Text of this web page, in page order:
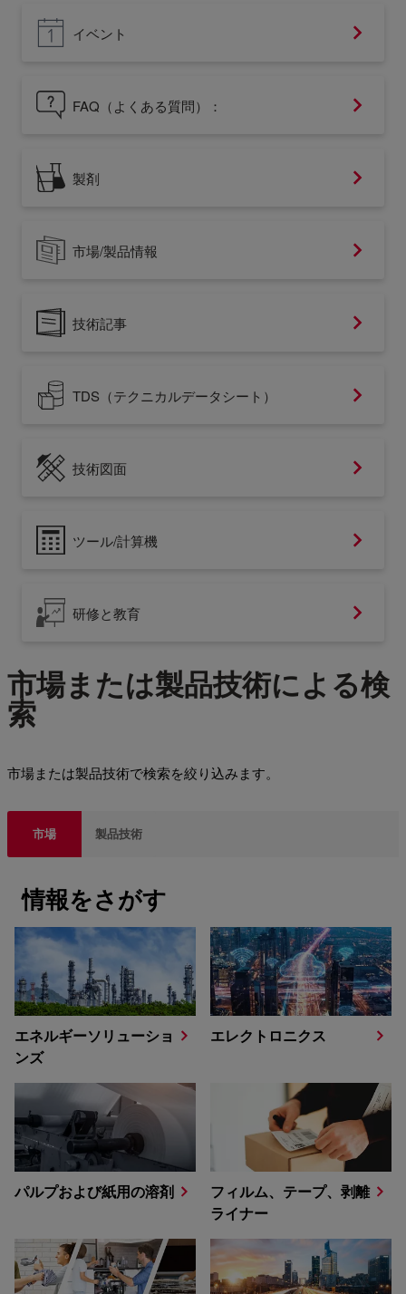
イベント
FAQ（よくある質問）：
製剤
市場/製品情報
技術記事
TDS（テクニカルデータシート）
技術図面
ツール/計算機
研修と教育
市場または製品技術による検
索
市場または製品技術で検索を絞り込みます。
市場 製品技術
情報をさがす
エネルギーソリューショ
ンズ
エレクトロニクス
パルプおよび紙用の溶剤
フィルム、テープ、剥離
ライナー